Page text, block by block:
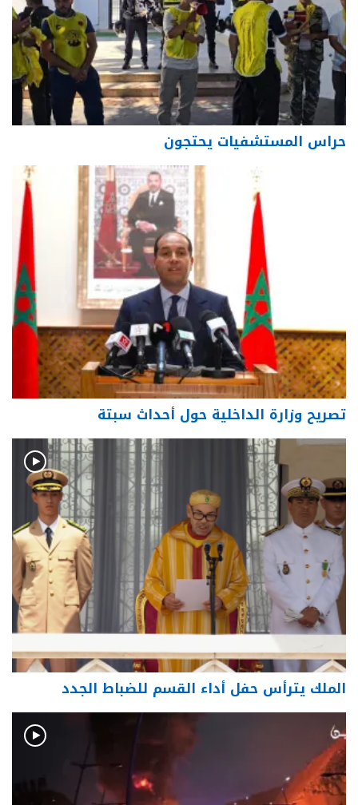
حراس المستشفيات يحتجون
تصريح وزارة الداخلية حول أحداث سبتة
الملك يترأس حفل أداء القسم للضباط الجدد